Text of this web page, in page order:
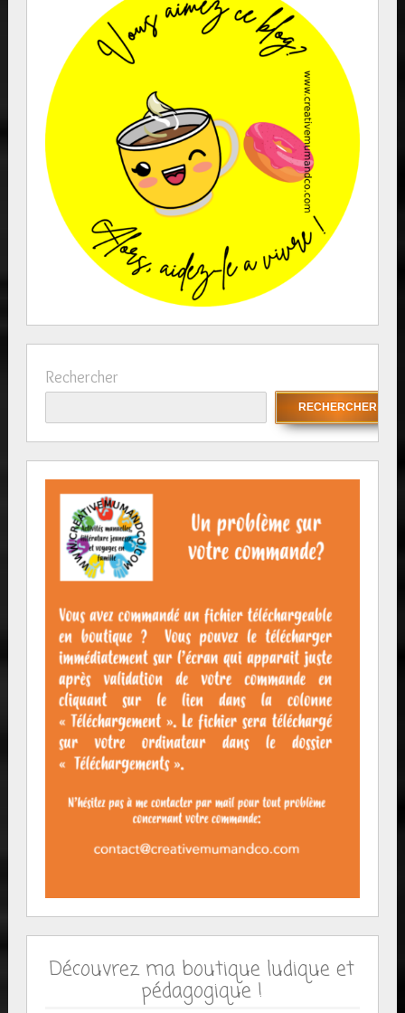
Rechercher
RECHERCHER
Découvrez ma boutique ludique et
pédagogique !